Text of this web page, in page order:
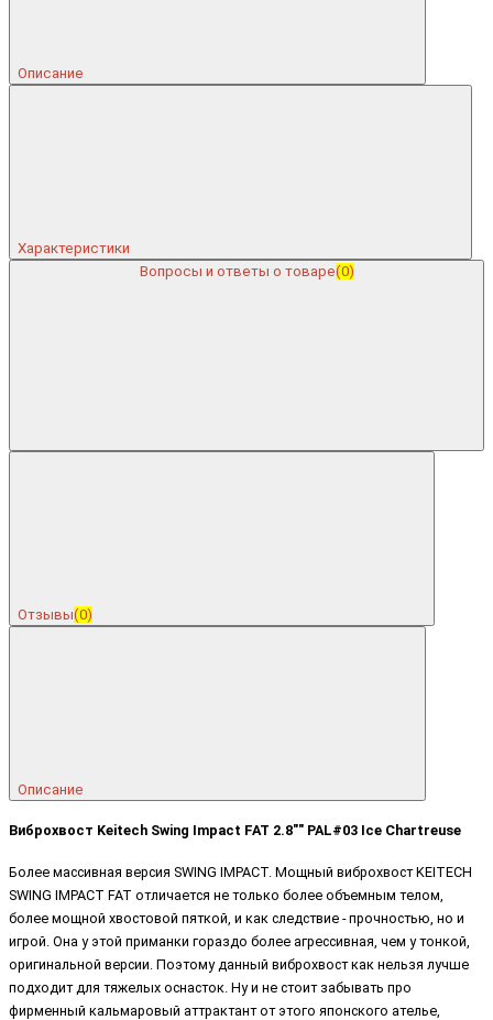
Описание
Характеристики
Вопросы и ответы о товаре(0)
Отзывы(0)
Описание
Виброхвост Keitech Swing Impact FAT 2.8"" PAL#03 Ice Chartreuse
Более массивная версия SWING IMPACT. Мощный виброхвост KEITECH
SWING IMPACT FAT отличается не только более объемным телом,
более мощной хвостовой пяткой, и как следствие - прочностью, но и
игрой. Она у этой приманки гораздо более агрессивная, чем у тонкой,
оригинальной версии. Поэтому данный виброхвост как нельзя лучше
подходит для тяжелых оснасток. Ну и не стоит забывать про
фирменный кальмаровый аттрактант от этого японского ателье,